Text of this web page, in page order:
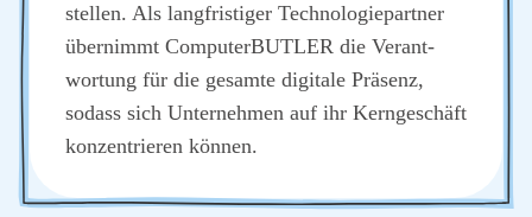
stel­len. Als lang­fris­ti­ger Tech­no­lo­gie­part­ner
über­nimmt Com­pu­ter­BUT­LER die Ver­ant­
wor­tung für die gesam­te digi­ta­le Prä­senz,
sodass sich Unter­neh­men auf ihr Kern­ge­schäft
kon­zen­trie­ren kön­nen.